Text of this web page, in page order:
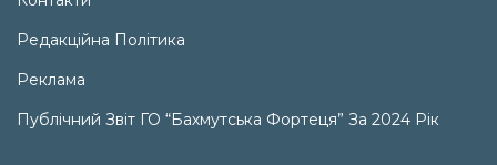
Редакційна Політика
Реклама
Публічний Звіт ГО “Бахмутська Фортеця” За 2024 Рік